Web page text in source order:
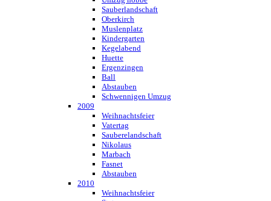
Sauberlandschaft
Oberkirch
Muslenplatz
Kindergarten
Kegelabend
Huette
Ergenzingen
Ball
Abstauben
Schwennigen Umzug
2009
Weihnachtsfeier
Vatertag
Sauberelandschaft
Nikolaus
Marbach
Fasnet
Abstauben
2010
Weihnachtsfeier